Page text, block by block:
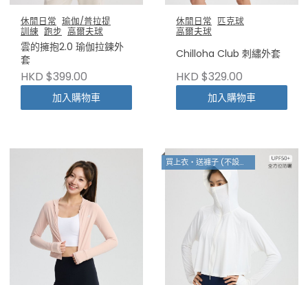
休閒日常 瑜伽/普拉提
訓練 跑步 高爾夫球
雲的擁抱2.0 瑜伽拉鍊外
套
HKD $399.00
加入購物車
休閒日常 匹克球
高爾夫球
Chilloha Club 刺繡外套
HKD $329.00
加入購物車
買上衣・送褲子 (不設退換)